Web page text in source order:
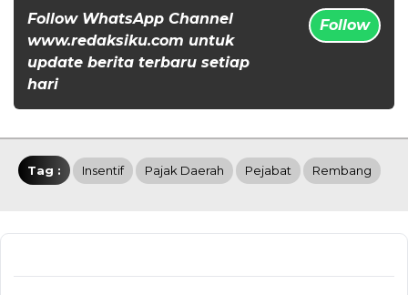
Follow WhatsApp Channel
www.redaksiku.com untuk
update berita terbaru setiap
hari
Follow
Tag : Insentif Pajak Daerah Pejabat Rembang